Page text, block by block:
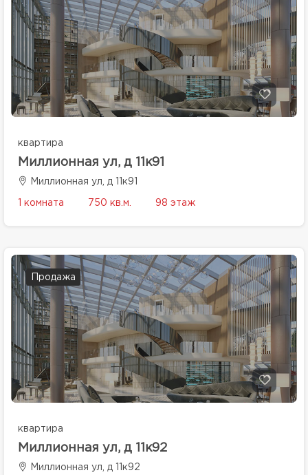
квартира
Миллионная ул, д 11к91
Миллионная ул, д 11к91
1 комната 750 кв.м. 98 этаж
Продажа
квартира
Миллионная ул, д 11к92
Миллионная ул, д 11к92